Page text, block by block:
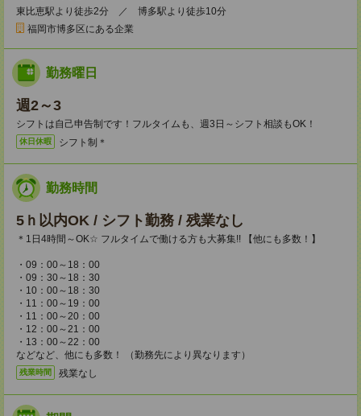
東比恵駅より徒歩2分 ／ 博多駅より徒歩10分
福岡市博多区にある企業
勤務曜日
週2～3
シフトは自己申告制です！フルタイムも、週3日～シフト相談もOK！
休日休暇 シフト制＊
勤務時間
5ｈ以内OK / シフト勤務 / 残業なし
＊1日4時間～OK☆ フルタイムで働ける方も大募集!! 【他にも多数！】
・09：00～18：00
・09：30～18：30
・10：00～18：30
・11：00～19：00
・11：00～20：00
・12：00～21：00
・13：00～22：00
などなど、他にも多数！ （勤務先により異なります）
残業時間 残業なし